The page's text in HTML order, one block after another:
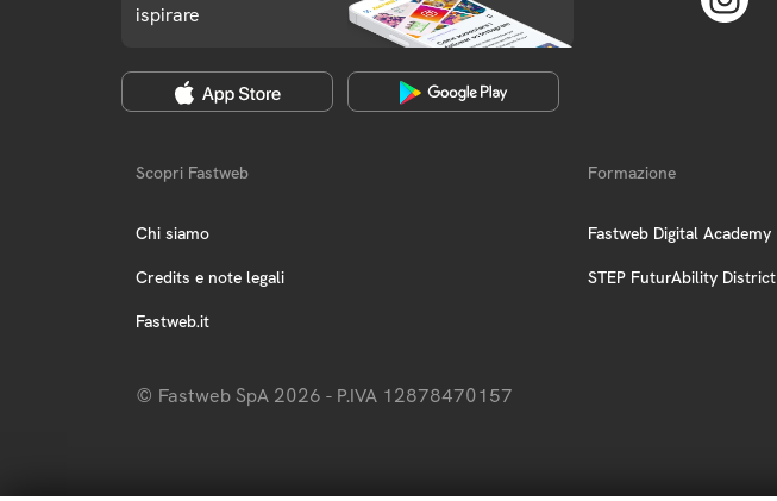
ispirare
Scopri Fastweb
Chi siamo
Credits e note legali
Fastweb.it
Formazione
Fastweb Digital Academy
STEP FuturAbility District
© Fastweb SpA 2026 - P.IVA 12878470157